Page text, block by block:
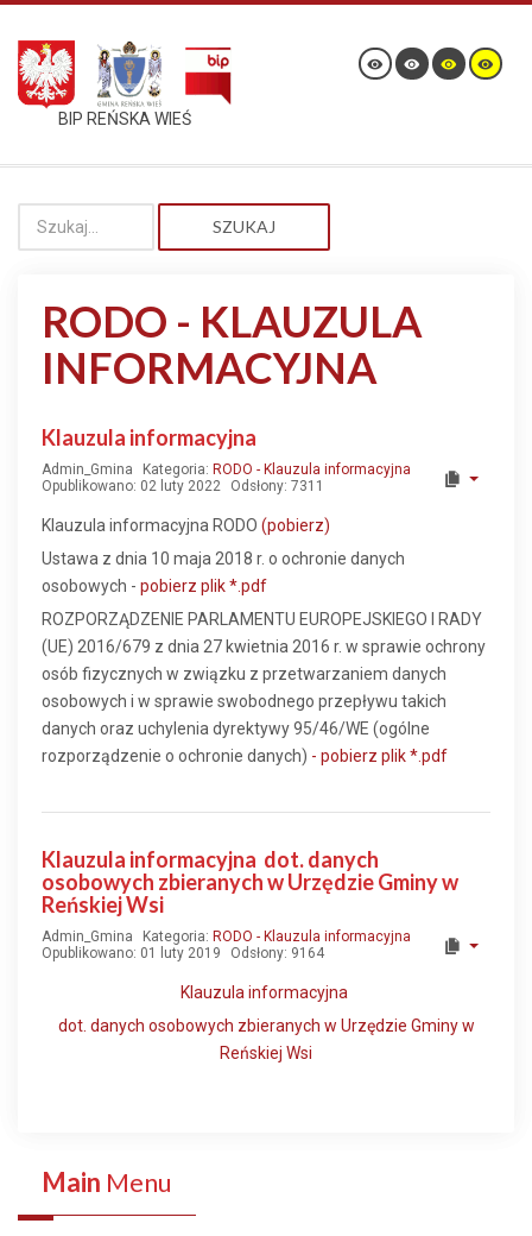
BIP REŃSKA WIEŚ
SZUKAJ
RODO - KLAUZULA
INFORMACYJNA
Klauzula informacyjna
Admin_Gmina Kategoria: RODO - Klauzula informacyjna
Opublikowano: 02 luty 2022
Odsłony: 7311
Klauzula informacyjna RODO (pobierz)
Ustawa z dnia 10 maja 2018 r. o ochronie danych
osobowych - pobierz plik *.pdf
ROZPORZĄDZENIE PARLAMENTU EUROPEJSKIEGO I RADY
(UE) 2016/679 z dnia 27 kwietnia 2016 r. w sprawie ochrony
osób fizycznych w związku z przetwarzaniem danych
osobowych i w sprawie swobodnego przepływu takich
danych oraz uchylenia dyrektywy 95/46/WE (ogólne
rozporządzenie o ochronie danych) - pobierz plik *.pdf
Klauzula informacyjna dot. danych
osobowych zbieranych w Urzędzie Gminy w
Reńskiej Wsi
Admin_Gmina Kategoria: RODO - Klauzula informacyjna
Opublikowano: 01 luty 2019
Odsłony: 9164
Klauzula informacyjna
dot. danych osobowych zbieranych w Urzędzie Gminy w
Reńskiej Wsi
Main Menu